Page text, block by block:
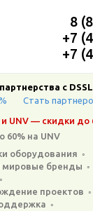
8
+7
+7
с DSSL
Стать
UNV — скидки до
60% на UNV
оборудования ◦
мировые бренды ◦
проектов ◦
◦